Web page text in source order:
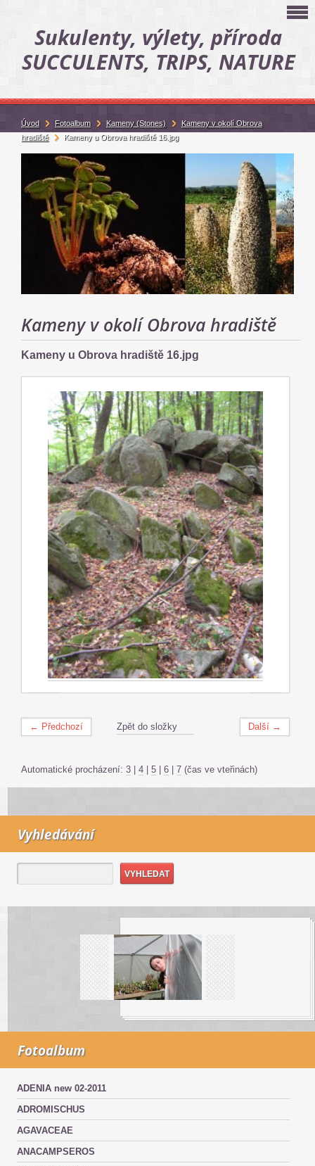
Sukulenty, výlety, příroda
SUCCULENTS, TRIPS, NATURE
Kameny v okolí Obrova hradiště
Kameny u Obrova hradiště 16.jpg
← Předchozí Další →
Zpět do složky
Automatické procházení: 3 4 5 6 7 (čas ve vteřinách)
Vyhledávání
Fotoalbum
ADENIA new 02-2011
ADROMISCHUS
AGAVACEAE
ANACAMPSEROS
Úvod Fotoalbum Kameny (Stones)
Kameny v okolí Obrova
hradiště
Kameny u Obrova hradiště 16.jpg